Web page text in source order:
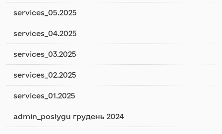
services_05.2025
services_04.2025
services_03.2025
services_02.2025
services_01.2025
admin_poslygu грудень 2024